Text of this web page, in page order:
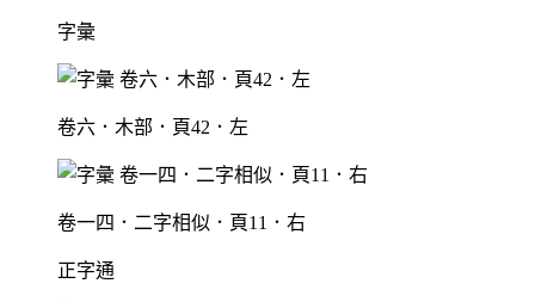
字彙
卷六．木部．頁42．左
卷一四．二字相似．頁11．右
正字通